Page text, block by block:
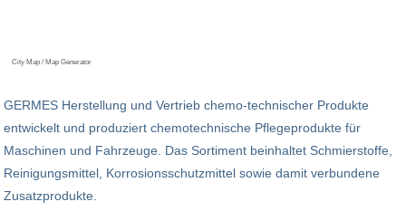
City Map / Map Generator
GERMES Herstellung und Vertrieb chemo-technischer Produkte
entwickelt und produziert chemotechnische Pflegeprodukte für
Maschinen und Fahrzeuge. Das Sortiment beinhaltet Schmierstoffe,
Reinigungsmittel, Korrosionsschutzmittel sowie damit verbundene
Zusatzprodukte.